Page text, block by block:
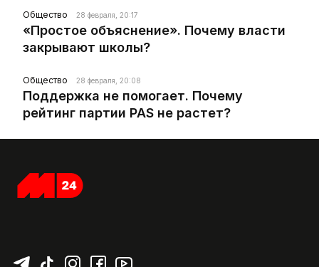
Общество 28 февраля, 20:17
«Простое объяснение». Почему власти
закрывают школы?
Общество 28 февраля, 20:08
Поддержка не помогает. Почему
рейтинг партии PAS не растет?